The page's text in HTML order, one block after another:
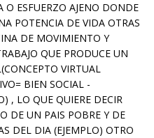
O ESFUERZO AJENO DONDE
POTENCIA DE VIDA OTRAS
DE MOVIMIENTO Y
QUE PRODUCE UN
VIRTUAL
BIEN SOCIAL -
, LO QUE QUIERE DECIR
DE UN PAIS POBRE Y DE
DEL DIA (EJEMPLO) OTRO